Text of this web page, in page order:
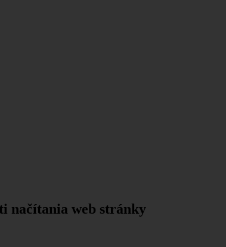
načítania web stránky